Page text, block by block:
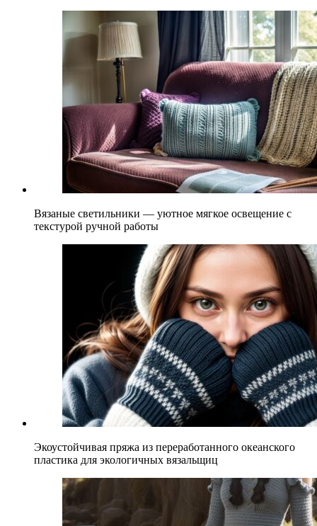
Вязаные светильники — уютное мягкое освещение с
текстурой ручной работы
Экоустойчивая пряжа из переработанного океанского
пластика для экологичных вязальщиц